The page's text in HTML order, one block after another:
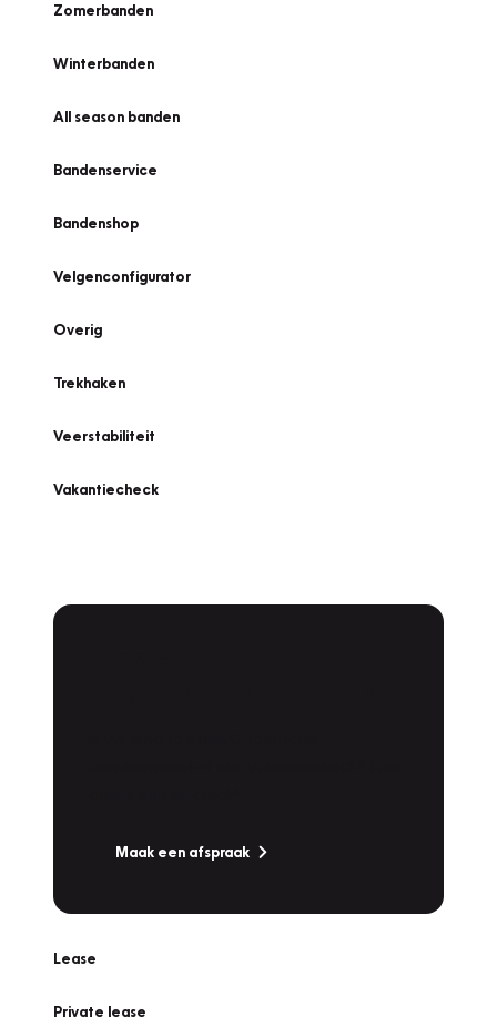
Zomerbanden
Winterbanden
All season banden
Bandenservice
Bandenshop
Velgenconfigurator
Overig
Trekhaken
Veerstabiliteit
Vakantiecheck
Maak een afspraak
Lease
Private lease